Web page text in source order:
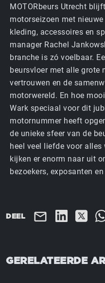
MOTORbeurs Utrecht
motorseizoen met
kleding, accessoires en
manager Rachel
branche is zó voelbaar.
beursvloer met alle grote
vertrouwen en de
motorwereld. En hoe
Wark speciaal voor dit
motornummer heeft
de unieke sfeer van de
heel veel liefde voor
kijken er enorm naar uit
bezoekers, exposanten
DEEL
GERELATEERDE